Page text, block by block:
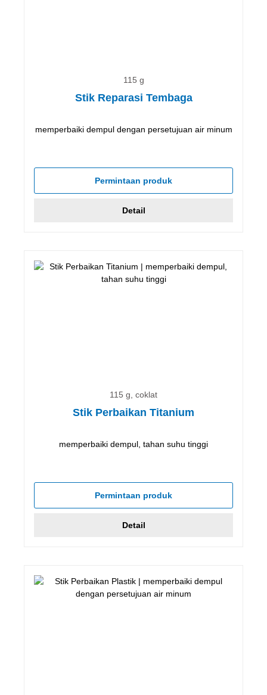
115 g
Stik Reparasi Tembaga
memperbaiki dempul dengan persetujuan air minum
Permintaan produk
Detail
115 g, coklat
Stik Perbaikan Titanium
memperbaiki dempul, tahan suhu tinggi
Permintaan produk
Detail